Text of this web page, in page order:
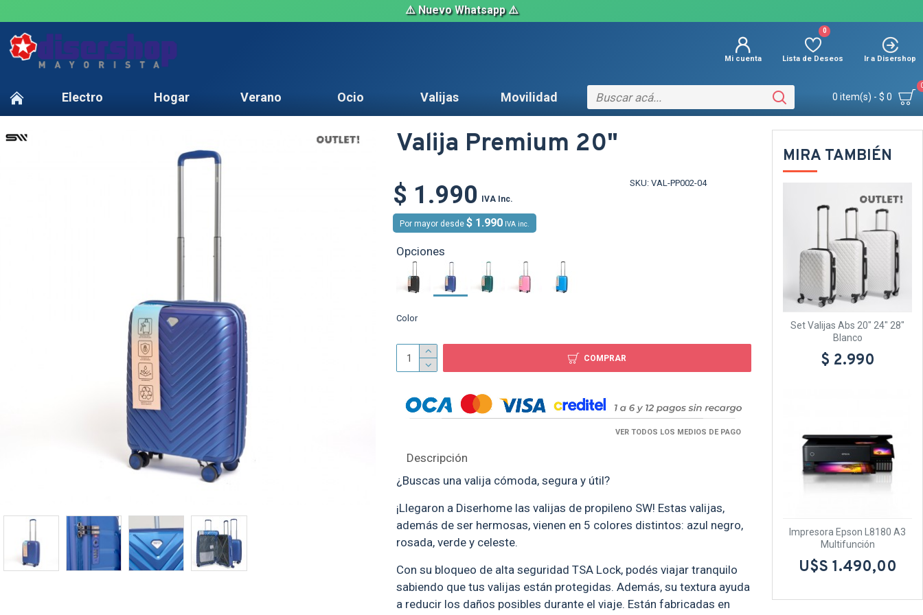
⚠️ Nuevo Whatsapp ⚠️
Mi cuenta Lista de Deseos
0
Ir a Disershop
Electro Hogar Verano Ocio Valijas Movilidad 0 item(s) - $ 0
TEXTTRANSPARENTE OUT Valija Premium 20"
$ 1.990 IVA Inc.
SKU: VAL-PP002-04
Por mayor desde $ 1.990 IVA inc.
Opciones
Color
COMPRAR
Descripción
¿Buscas una valija cómoda, segura y útil?
¡Llegaron a Diserhome las valijas de propileno SW! Estas valijas,
además de ser hermosas, vienen en 5 colores distintos: azul negro,
rosada, verde y celeste.
Con su bloqueo de alta seguridad TSA Lock, podés viajar tranquilo
sabiendo que tus valijas están protegidas. Además, su textura ayuda
a reducir los daños posibles durante el viaje. Están fabricadas en
VER TODOS LOS MEDIOS DE PAGO
MIRA TAMBIÉN
OUT
Set Valijas Abs 20" 24" 28"
Blanco
$ 2.990
Impresora Epson L8180 A3
Multifunción
U$S 1.490,00